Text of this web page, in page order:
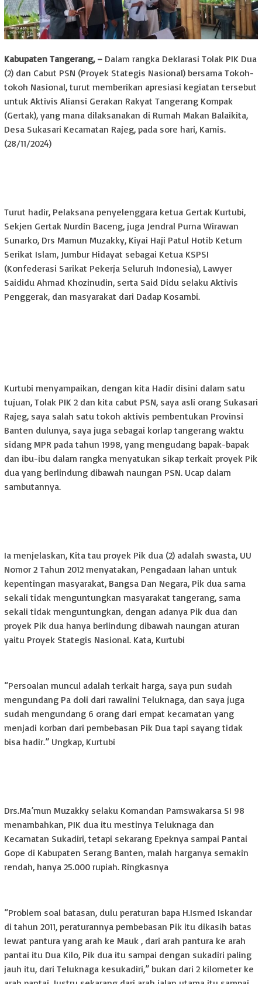
Kabupaten Tangerang, – Dalam rangka Deklarasi Tolak PIK Dua
(2) dan Cabut PSN (Proyek Stategis Nasional) bersama Tokoh-
tokoh Nasional, turut memberikan apresiasi kegiatan tersebut
untuk Aktivis Aliansi Gerakan Rakyat Tangerang Kompak
(Gertak), yang mana dilaksanakan di Rumah Makan Balaikita,
Desa Sukasari Kecamatan Rajeg, pada sore hari, Kamis.
(28/11/2024)
Turut hadir, Pelaksana penyelenggara ketua Gertak Kurtubi,
Sekjen Gertak Nurdin Baceng, juga Jendral Purna Wirawan
Sunarko, Drs Mamun Muzakky, Kiyai Haji Patul Hotib Ketum
Serikat Islam, Jumbur Hidayat sebagai Ketua KSPSI
(Konfederasi Sarikat Pekerja Seluruh Indonesia), Lawyer
Saididu Ahmad Khozinudin, serta Said Didu selaku Aktivis
Penggerak, dan masyarakat dari Dadap Kosambi.
Kurtubi menyampaikan, dengan kita Hadir disini dalam satu
tujuan, Tolak PIK 2 dan kita cabut PSN, saya asli orang Sukasari
Rajeg, saya salah satu tokoh aktivis pembentukan Provinsi
Banten dulunya, saya juga sebagai korlap tangerang waktu
sidang MPR pada tahun 1998, yang mengudang bapak-bapak
dan ibu-ibu dalam rangka menyatukan sikap terkait proyek Pik
dua yang berlindung dibawah naungan PSN. Ucap dalam
sambutannya.
Ia menjelaskan, Kita tau proyek Pik dua (2) adalah swasta, UU
Nomor 2 Tahun 2012 menyatakan, Pengadaan lahan untuk
kepentingan masyarakat, Bangsa Dan Negara, Pik dua sama
sekali tidak menguntungkan masyarakat tangerang, sama
sekali tidak menguntungkan, dengan adanya Pik dua dan
proyek Pik dua hanya berlindung dibawah naungan aturan
yaitu Proyek Stategis Nasional. Kata, Kurtubi
“Persoalan muncul adalah terkait harga, saya pun sudah
mengundang Pa doli dari rawalini Teluknaga, dan saya juga
sudah mengundang 6 orang dari empat kecamatan yang
menjadi korban dari pembebasan Pik Dua tapi sayang tidak
bisa hadir.” Ungkap, Kurtubi
Drs.Ma’mun Muzakky selaku Komandan Pamswakarsa SI 98
menambahkan, PIK dua itu mestinya Teluknaga dan
Kecamatan Sukadiri, tetapi sekarang Epeknya sampai Pantai
Gope di Kabupaten Serang Banten, malah harganya semakin
rendah, hanya 25.000 rupiah. Ringkasnya
“Problem soal batasan, dulu peraturan bapa H.Ismed Iskandar
di tahun 2011, peraturannya pembebasan Pik itu dikasih batas
lewat pantura yang arah ke Mauk , dari arah pantura ke arah
pantai itu Dua Kilo, Pik dua itu sampai dengan sukadiri paling
jauh itu, dari Teluknaga kesukadiri,” bukan dari 2 kilometer ke